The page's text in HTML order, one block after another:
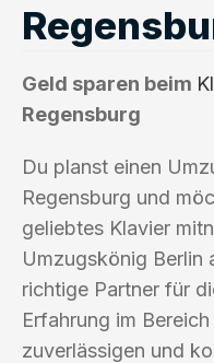
Geld sparen beim
Regensburg
Du planst einen
Regensburg und
geliebtes Klavier
Umzugskönig Berlin
richtige Partner für
Erfahrung im
zuverlässigen und